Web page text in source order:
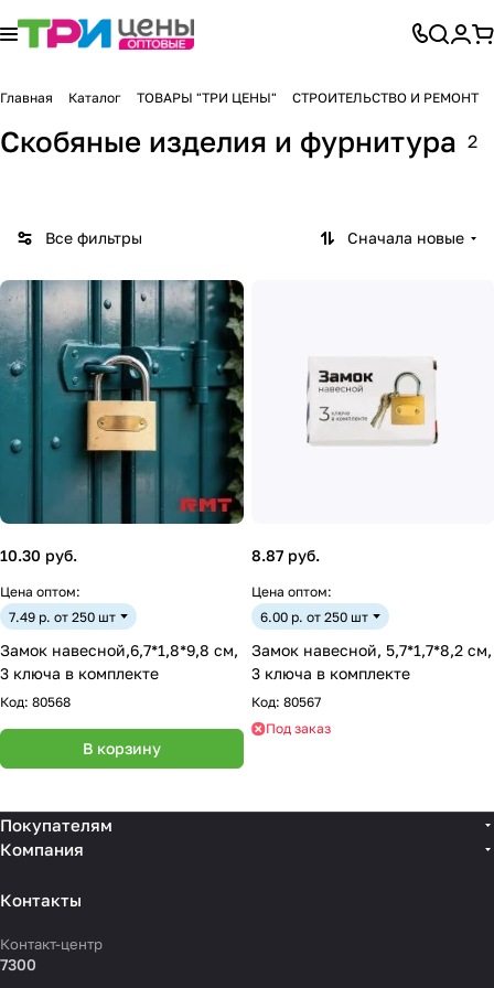
Главная Каталог ТОВАРЫ "ТРИ ЦЕНЫ" СТРОИТЕЛЬСТВО И РЕМОНТ
Скобяные изделия и фурнитура 2
Все фильтры Сначала новые
10.30 руб.
Цена оптом:
7.49 р. от 250 шт
Замок навесной,6,7*1,8*9,8 см,
3 ключа в комплекте
Код: 80568
В корзину
8.87 руб.
Цена оптом:
6.00 р. от 250 шт
Замок навесной, 5,7*1,7*8,2 см,
3 ключа в комплекте
Код: 80567
Под заказ
Покупателям
Компания
Контакты
Контакт-центр
7300